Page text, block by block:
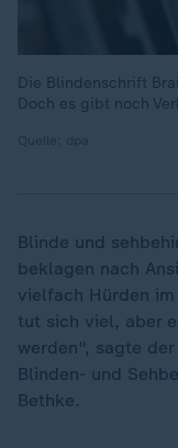
Die Blindenschrift
Doch es gibt noch
Blinde und
beklagen nach
vielfach Hürden
tut sich viel, aber
werden", sagte
Blinden- und
Bethke.